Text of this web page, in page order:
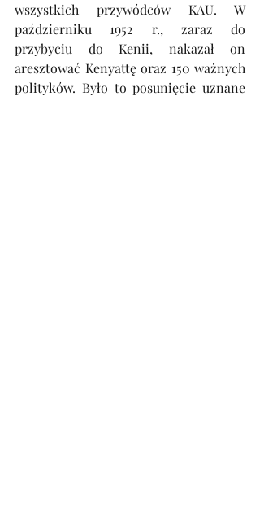
wszystkich przywódców KAU. W
październiku 1952 r., zaraz do
przybyciu do Kenii, nakazał on
aresztować Kenyattę oraz 150 ważnych
polityków. Było to posunięcie uznane